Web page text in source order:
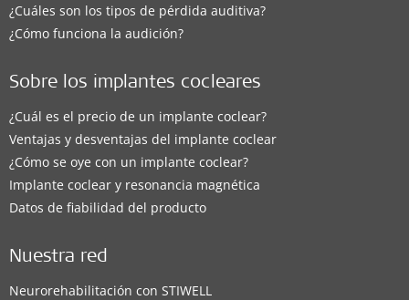
¿Cuáles son los tipos de pérdida auditiva?
¿Cómo funciona la audición?
Sobre los implantes cocleares
¿Cuál es el precio de un implante coclear?
Ventajas y desventajas del implante coclear
¿Cómo se oye con un implante coclear?
Implante coclear y resonancia magnética
Datos de fiabilidad del producto
Nuestra red
Neurorehabilitación con STIWELL